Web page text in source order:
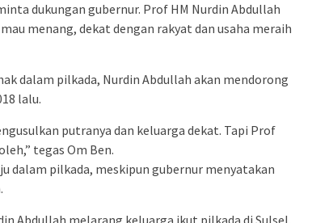
dukungan gubernur. Prof HM Nurdin Abdullah
menang, dekat dengan rakyat dan usaha meraih
dalam pilkada, Nurdin Abdullah akan mendorong
lalu.
putranya dan keluarga dekat. Tapi Prof
tegas Om Ben.
dalam pilkada, meskipun gubernur menyatakan